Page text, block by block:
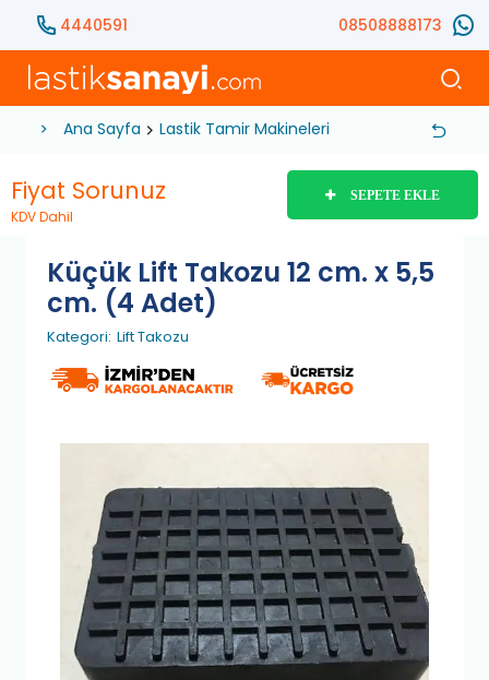
4440591 08508888173
Ana Sayfa Lastik Tamir Makineleri Yedek Parça
Fiyat Sorunuz
KDV Dahil
SEPETE EKLE
Küçük Lift Takozu 12 cm. x 5,5
cm. (4 Adet)
Kategori: Lift Takozu